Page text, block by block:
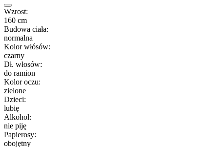
Wzrost:
160 cm
Budowa ciała:
normalna
Kolor włósów:
czarny
Dł. włosów:
do ramion
Kolor oczu:
zielone
Dzieci:
lubię
Alkohol:
nie piję
Papierosy:
obojętny